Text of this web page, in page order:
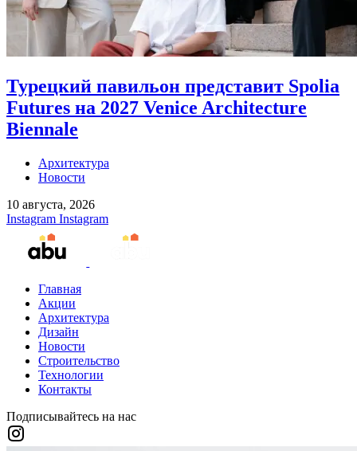
Турецкий павильон представит Spolia
Futures на 2027 Venice Architecture
Biennale
Архитектура
Новости
10 августа, 2026
Instagram Instagram
Главная
Акции
Архитектура
Дизайн
Новости
Строительство
Технологии
Контакты
Подписывайтесь на нас